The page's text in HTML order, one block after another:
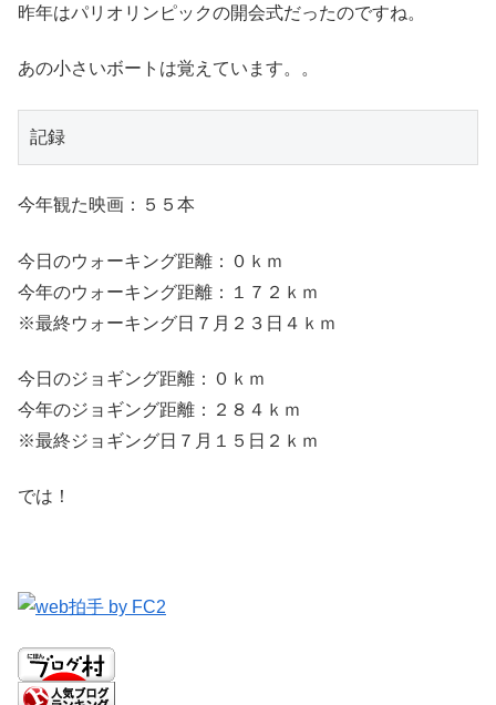
昨年はパリオリンピックの開会式だったのですね。
あの小さいボートは覚えています。。
記録
今年観た映画：５５本
今日のウォーキング距離：０ｋｍ
今年のウォーキング距離：１７２ｋｍ
※最終ウォーキング日７月２３日４ｋｍ
今日のジョギング距離：０ｋｍ
今年のジョギング距離：２８４ｋｍ
※最終ジョギング日７月１５日２ｋｍ
では！